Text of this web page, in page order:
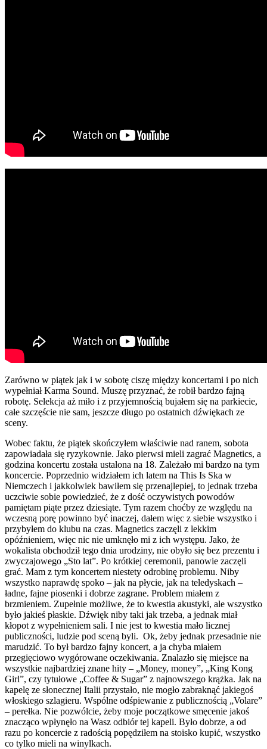
Zarówno w piątek jak i w sobotę ciszę między koncertami i po nich
wypełniał Karma Sound. Muszę przyznać, że robił bardzo fajną
robotę. Selekcja aż miło i z przyjemnością bujałem się na parkiecie,
całe szczęście nie sam, jeszcze długo po ostatnich dźwiękach ze
sceny.
Wobec faktu, że piątek skończyłem właściwie nad ranem, sobota
zapowiadała się ryzykownie. Jako pierwsi mieli zagrać Magnetics, a
godzina koncertu została ustalona na 18. Zależało mi bardzo na tym
koncercie. Poprzednio widziałem ich latem na This Is Ska w
Niemczech i jakkolwiek bawiłem się przenajlepiej, to jednak trzeba
uczciwie sobie powiedzieć, że z dość oczywistych powodów
pamiętam piąte przez dziesiąte. Tym razem choćby ze względu na
wczesną porę powinno być inaczej, dałem więc z siebie wszystko i
przybyłem do klubu na czas. Magnetics zaczęli z lekkim
opóźnieniem, więc nic nie umknęło mi z ich występu. Jako, że
wokalista obchodził tego dnia urodziny, nie obyło się bez prezentu i
zwyczajowego „Sto lat”. Po krótkiej ceremonii, panowie zaczęli
grać. Mam z tym koncertem niestety odrobinę problemu. Niby
wszystko naprawdę spoko – jak na płycie, jak na teledyskach –
ładne, fajne piosenki i dobrze zagrane. Problem miałem z
brzmieniem. Zupełnie możliwe, że to kwestia akustyki, ale wszystko
było jakieś płaskie. Dźwięk niby taki jak trzeba, a jednak miał
kłopot z wypełnieniem sali. I nie jest to kwestia mało licznej
publiczności, ludzie pod sceną byli. Ok, żeby jednak przesadnie nie
marudzić. To był bardzo fajny koncert, a ja chyba miałem
przegięciowo wygórowane oczekiwania. Znalazło się miejsce na
wszystkie najbardziej znane hity – „Money, money”, „King Kong
Girl”, czy tytułowe „Coffee & Sugar” z najnowszego krążka. Jak na
kapelę ze słonecznej Italii przystało, nie mogło zabraknąć jakiegoś
włoskiego szlagieru. Wspólne odśpiewanie z publicznością „Volare”
– perełka. Nie pozwólcie, żeby moje początkowe smęcenie jakoś
znacząco wpłynęło na Wasz odbiór tej kapeli. Było dobrze, a od
razu po koncercie z radością popędziłem na stoisko kupić, wszystko
co tylko mieli na winylkach.